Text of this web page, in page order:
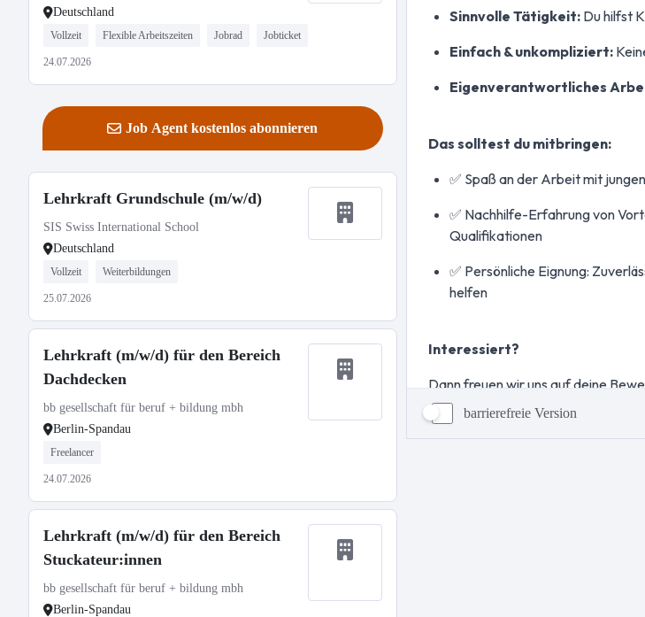
Deutschland
Vollzeit Flexible Arbeitszeiten Jobrad Jobticket
24.07.2026
Job Agent kostenlos abonnieren
Lehrkraft Grundschule (m/w/d)
SIS Swiss International School
Deutschland
Vollzeit Weiterbildungen
25.07.2026
Lehrkraft (m/w/d) für den Bereich
Dachdecken
bb gesellschaft für beruf + bildung mbh
Berlin-Spandau
Freelancer
24.07.2026
Lehrkraft (m/w/d) für den Bereich
Stuckateur:innen
bb gesellschaft für beruf + bildung mbh
Berlin-Spandau
barrierefreie Version